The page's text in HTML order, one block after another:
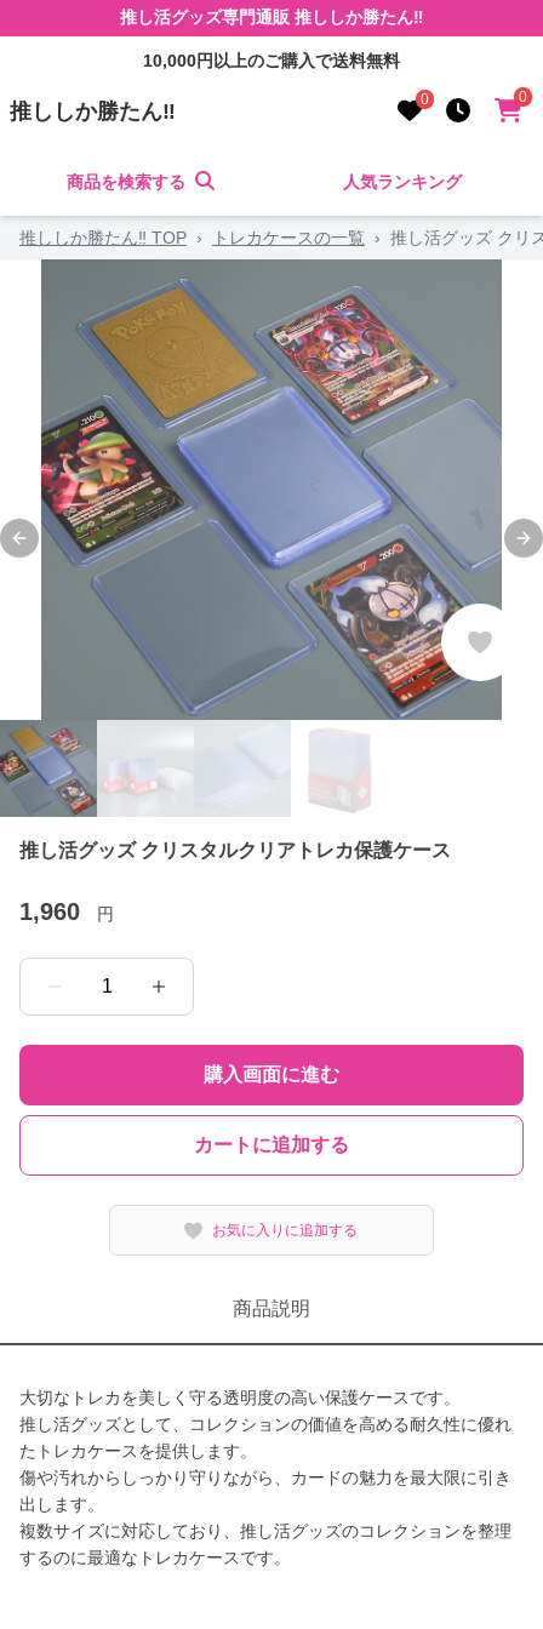
推し活グッズ専門通販 推ししか勝たん‼
10,000円以上のご購入で送料無料
推ししか勝たん‼ 0 0
商品を検索する 人気ランキング
推ししか勝たん‼ TOP › トレカケースの一覧 › 推し活グッズ クリ
Previous slide
推し活グッズ クリスタルクリアトレカ保護ケース
1,960 円
1
購入画面に進む
カートに追加する
お気に入りに追加する
商品説明
大切なトレカを美しく守る透明度の高い保護ケースです。
推し活グッズとして、コレクションの価値を高める耐久性に優れ
たトレカケースを提供します。
傷や汚れからしっかり守りながら、カードの魅力を最大限に引き
出します。
複数サイズに対応しており、推し活グッズのコレクションを整理
するのに最適なトレカケースです。